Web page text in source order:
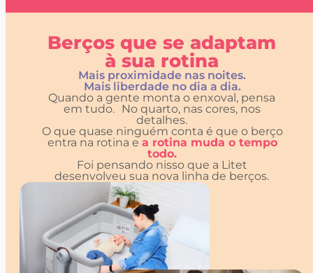
Berços que se adaptam
à sua rotina
Mais proximidade nas noites.
Mais liberdade no dia a dia.
Quando a gente monta o enxoval, pensa
em tudo. No quarto, nas cores, nos
detalhes.
O que quase ninguém conta é que o berço
entra na rotina e a rotina muda o tempo
todo.
Foi pensando nisso que a Litet
desenvolveu sua nova linha de berços.